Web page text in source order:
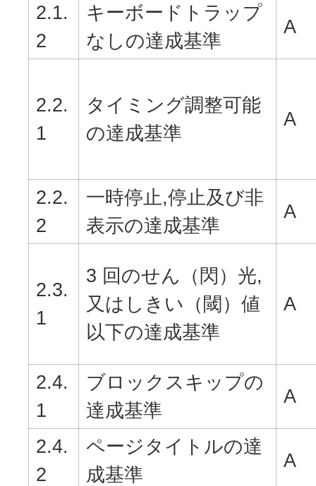
2.1.
2
キーボードトラップ
なしの達成基準
A
2.2.
1
タイミング調整可能
の達成基準
A
2.2.
2
一時停止,停止及び非
表示の達成基準
A
2.3.
1
3 回のせん（閃）光,
又はしきい（閾）値
以下の達成基準
A
2.4.
1
ブロックスキップの
達成基準
A
2.4.
2
ページタイトルの達
成基準
A